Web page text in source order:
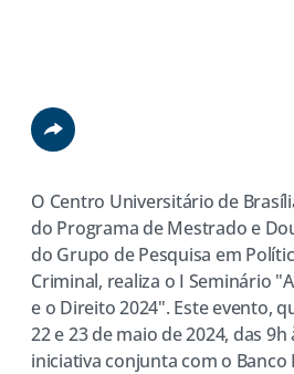
Share
O Centro Universitário de
do Programa de Mestrado e
do Grupo de Pesquisa em
Criminal, realiza o I Seminário
e o Direito 2024". Este evento,
22 e 23 de maio de 2024, das 9h
iniciativa conjunta com o Banco